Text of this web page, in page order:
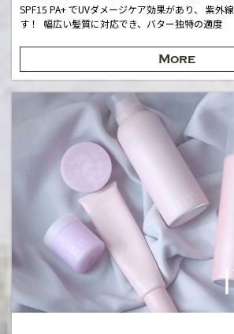
SPF15 PA+ でUVダメージケア効果があり、 紫外
す！ 幅広い髪質に対応でき、バター独特の適度
More